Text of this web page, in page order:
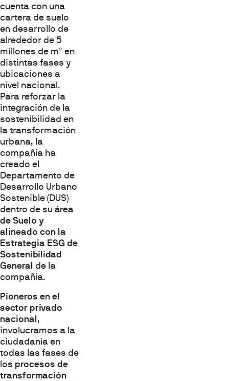
cuenta con una
cartera de suelo
en desarrollo de
alrededor de 5
millones de m² en
distintas fases y
ubicaciones a
nivel nacional.
Para reforzar la
integración de la
sostenibilidad en
la transformación
urbana, la
compañía ha
creado el
Departamento de
Desarrollo Urbano
Sostenible (DUS)
dentro de su área
de Suelo y
alineado con la
Estrategia ESG de
Sostenibilidad
General de la
compañía.
Pioneros en el
sector privado
nacional ,
involucramos a la
ciudadanía en
todas las fases de
los procesos de
transformación